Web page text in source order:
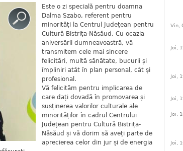
Este o zi specială pentru doamna
Dalma Szabo, referent pentru
minorități la Centrul Județean pentru
Cultură Bistrița-Năsăud. Cu ocazia
aniversării dumneavoastră, vă
transmitem cele mai sincere
felicitări, multă sănătate, bucurii și
împliniri atât în plan personal, cât și
profesional.
Vă felicităm pentru implicarea de
care dați dovadă în promovarea și
susținerea valorilor culturale ale
minorităților în cadrul Centrului
Județean pentru Cultură Bistrița-
Năsăud și vă dorim să aveți parte de
aprecierea celor din jur și de energia
Vin,
Joi,
Joi,
Joi,
Joi,
Joi,